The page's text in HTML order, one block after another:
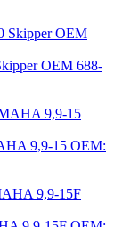
OEM 688-
9,9-15 OEM: